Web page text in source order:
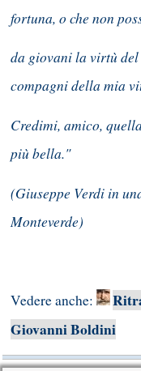
fortuna, o che non
da giovani la virtù
compagni della mia
Credimi, amico,
più bella."
(Giuseppe Verdi in
Monteverde)
Vedere anche:
Giovanni Boldini